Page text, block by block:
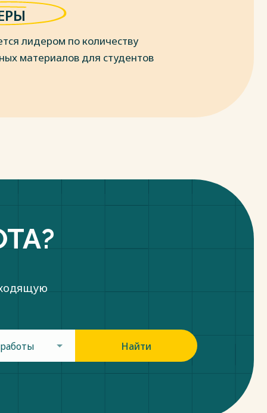
лидером по количеству
материалов для студентов
Найти